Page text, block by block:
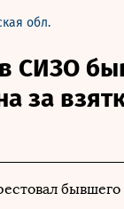
обл.
СИЗО
за